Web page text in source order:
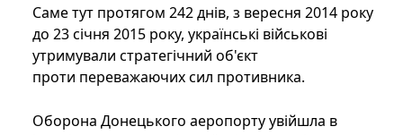
Саме тут протягом 242 днів, з вересня 2014 року
до 23 січня 2015 року, українські військові
утримували стратегічний об'єкт
проти переважаючих сил противника.
Оборона Донецького аеропорту увійшла в